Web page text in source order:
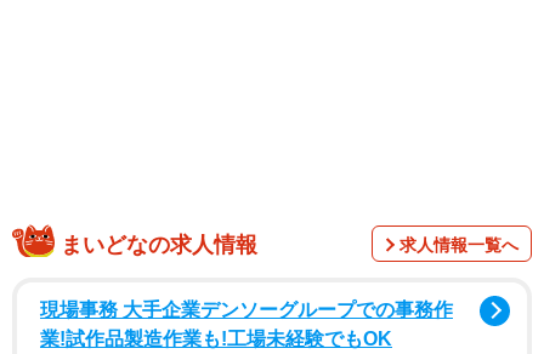
・自民への不信は相当深刻だが、立憲への全面的支持でも
ない
・政治全体への諦め
まいどなの求人情報 求人情報一覧へ
現場事務 大手企業デンソーグループでの事務作
業!試作品製造作業も!工場未経験でもOK